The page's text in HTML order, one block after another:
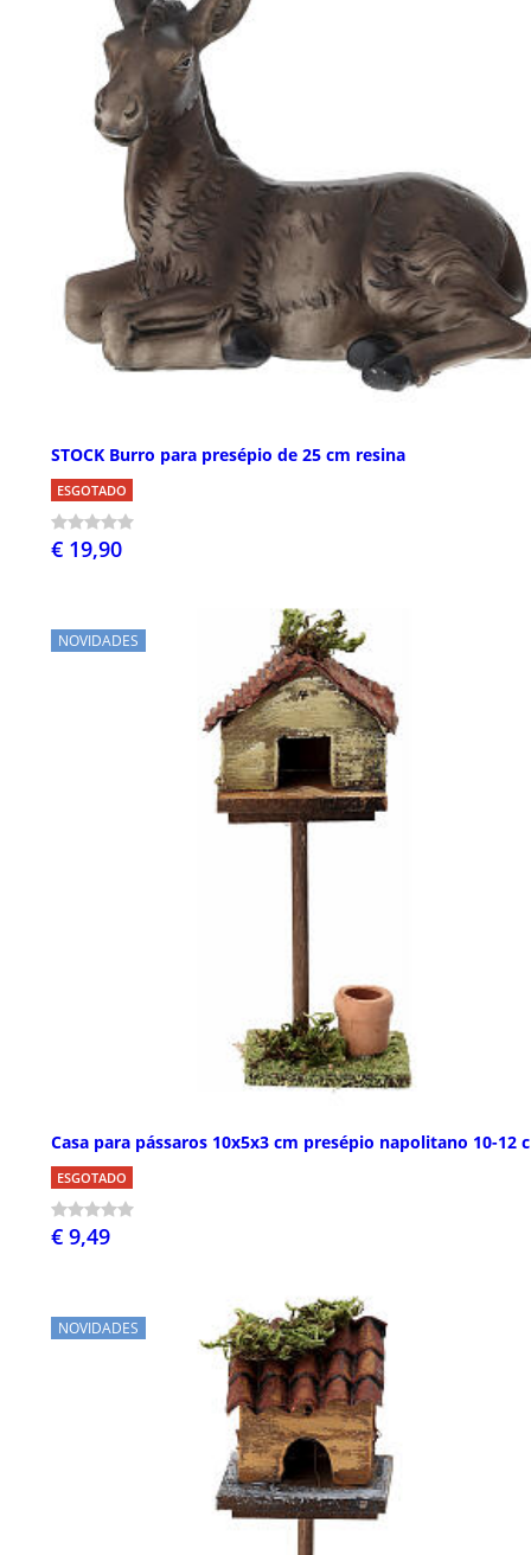
STOCK Burro para presépio de 25 cm resina
ESGOTADO
€ 19,90
NOVIDADES
Casa para pássaros 10x5x3 cm presépio napolitano 10-12
ESGOTADO
€ 9,49
NOVIDADES